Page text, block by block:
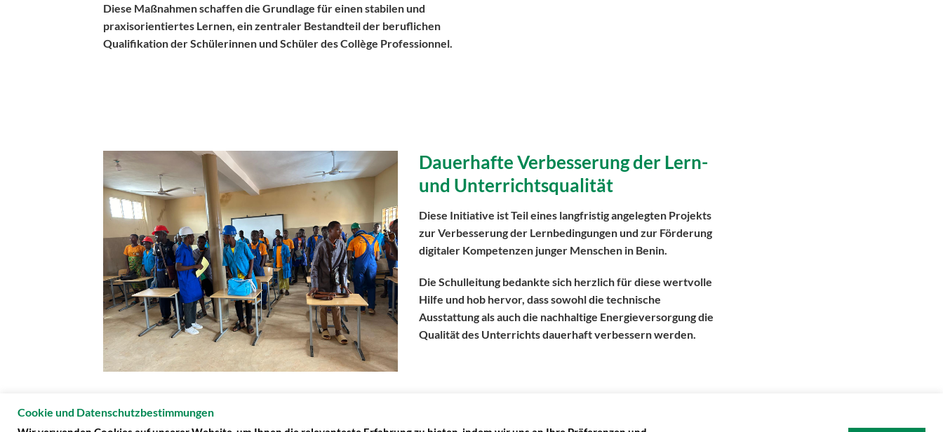
Diese Maßnahmen schaffen die Grundlage für einen stabilen und
praxisorientiertes Lernen, ein zentraler Bestandteil der beruflichen
Qualifikation der Schülerinnen und Schüler des Collège Professionnel.
Dauerhafte Verbesserung der Lern-
und Unterrichtsqualität
Diese Initiative ist Teil eines langfristig angelegten Projekts
zur Verbesserung der Lernbedingungen und zur Förderung
digitaler Kompetenzen junger Menschen in Benin.
Die Schulleitung bedankte sich herzlich für diese wertvolle
Hilfe und hob hervor, dass sowohl die technische
Ausstattung als auch die nachhaltige Energieversorgung die
Qualität des Unterrichts dauerhaft verbessern werden.
Cookie und Datenschutzbestimmungen